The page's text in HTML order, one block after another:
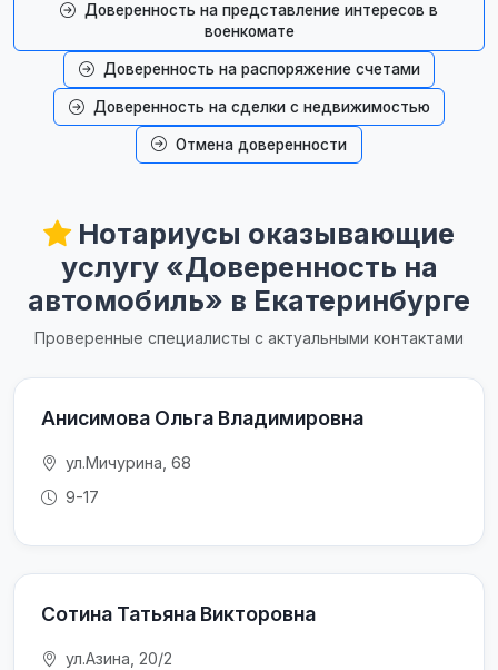
Доверенность на представление интересов в
военкомате
Доверенность на распоряжение счетами
Доверенность на сделки с недвижимостью
Отмена доверенности
Нотариусы оказывающие
услугу «Доверенность на
автомобиль» в Екатеринбурге
Проверенные специалисты с актуальными контактами
Анисимова Ольга Владимировна
ул.Мичурина, 68
9-17
Сотина Татьяна Викторовна
ул.Азина, 20/2